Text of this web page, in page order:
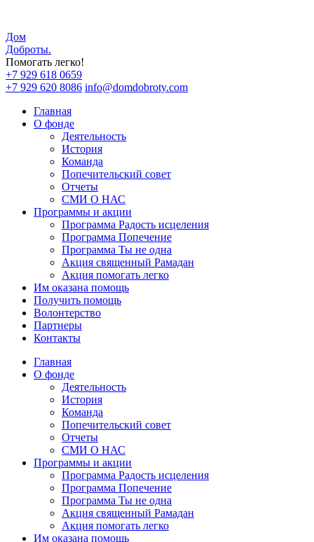
Дом
Доброты.
Помогать легко!
+7 929 618 0659
+7 929 620 8086 info@domdobroty.com
Главная
О фонде
Деятельность
История
Команда
Попечительский совет
Отчеты
СМИ О НАС
Программы и акции
Программа Радость исцеления
Программа Попечение
Программа Ты не одна
Акция священный Рамадан
Акция помогать легко
Им оказана помощь
Получить помощь
Волонтерство
Партнеры
Контакты
Главная
О фонде
Деятельность
История
Команда
Попечительский совет
Отчеты
СМИ О НАС
Программы и акции
Программа Радость исцеления
Программа Попечение
Программа Ты не одна
Акция священный Рамадан
Акция помогать легко
Им оказана помощь